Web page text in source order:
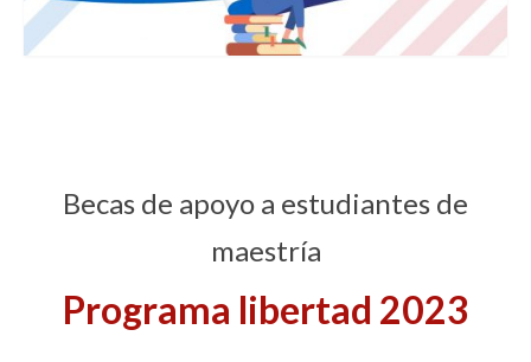
Becas de apoyo a estudiantes de
maestría
Programa libertad 2023